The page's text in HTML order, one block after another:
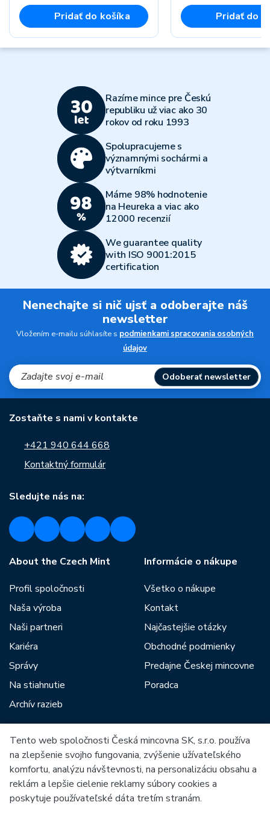
Pridať do košíka Pridať do
Razíme mince pre Českú
republiku už viac ako 30
rokov od roku 1993
Spolupracujeme s
významnými sochármi a
výtvarníkmi
Máme 98% hodnotenie
na Heureka a viac ako
12000 recenzií
We guarantee quality
with ISO 9001:2015
certification
Nenechajte si nič ujsť a odoberajte náš
newsletter
Vložením e-mailu súhlasíte s podmienkami spracovania osobných
údajov
Odoberať newsletter
Zostaňte s nami v kontakte
+421 940 644 668
Kontaktný formulár
Sledujte nás na:
About the Czech Mint
Profil spoločnosti
Naša výroba
Naši partneri
Kariéra
Správy
Na stiahnutie
Archív razieb
Informácie o nákupe
Všetko o nákupe
Kontakt
Najčastejšie otázky
Obchodné podmienky
Predajne Českej mincovne
Poradca
Medzi našich partnerov patria:
Tento web spoločnosti Česká mincovna SK, s.r.o. používa
na zlepšenie svojho fungovania, zvýšenie užívateľského
komfortu, analýzu návštevnosti, na personalizáciu obsahu a
reklám a lepšie cielenie reklamy súbory cookies a
poskytuje používateľské dáta tretím stranám.